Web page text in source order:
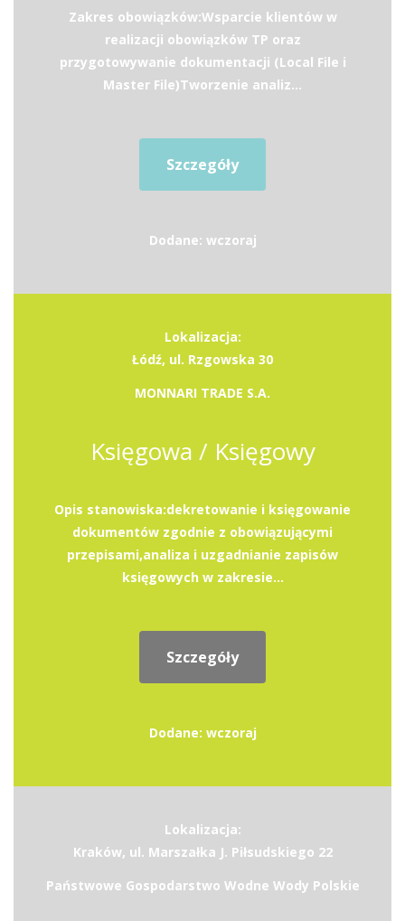
Zakres obowiązków:Wsparcie klientów w
realizacji obowiązków TP oraz
przygotowywanie dokumentacji (Local File i
Master File)Tworzenie analiz...
Szczegóły
Dodane: wczoraj
Lokalizacja:
Łódź, ul. Rzgowska 30
MONNARI TRADE S.A.
Księgowa / Księgowy
Opis stanowiska:dekretowanie i księgowanie
dokumentów zgodnie z obowiązującymi
przepisami,analiza i uzgadnianie zapisów
księgowych w zakresie...
Szczegóły
Dodane: wczoraj
Lokalizacja:
Kraków, ul. Marszałka J. Piłsudskiego 22
Państwowe Gospodarstwo Wodne Wody Polskie